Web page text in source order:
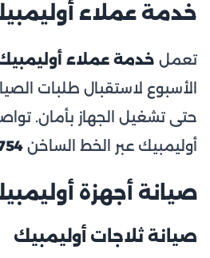
خدمة عملاء
تعمل خدمة عملاء
الأسبوع لاستقبال طلبات
حتى تشغيل الجهاز بأمان.
أوليمبيك عبر الخط الساخن
صيانة أجهزة
صيانة ثلاجات أوليمبيك